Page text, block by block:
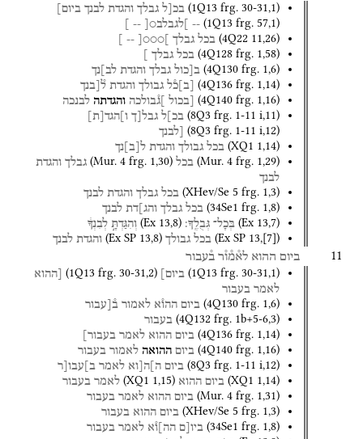
(1Q13 frg. 30-31,1) בכ[ל גבלך והגדת לבנך ביום]
(1Q13 frg. 57,1)
-- ]לגבלב○[ --
(4Q22 11,26) בכל גבלך ]○○○[
--
(4Q128 frg. 1,58) בכל גבלך
(4Q130 frg. 1,6) ב[כול גבלך והגדת לב]נך
(4Q136 frg. 1,14) ב כ֯ל גבולך והגדת ל֯[בנך
(4Q140 frg. 1,16) [בכול ]ג֯בולכה והגדתה לבנכה
(8Q3 frg. 1-11 i,11) בכ]ל גבל[ך ו]הגד ת
(8Q3 frg. 1-11 i,12) [לבנך
(XQ1 1,14) בכל גבולך והגדת ל ב נך
(Mur. 4 frg. 1,29) בכל (Mur. 4 frg. 1,30) גבלך והגדת
לבנך
(XHev/Se 5 frg. 1,3) בכל גבלך והגדת לבנך
(34Se1 frg. 1,8) בכל גבלך והג]דת לבנך
(Ex 13,7) בְּכָל־ גְּבֻלֶֽךָ׃ (Ex 13,8) וְהִגַּדְתָּ֣ לְבִנְךָ֔
(Ex SP 13,[7]) בכל גבולך (Ex SP 13,8) והגדת לבנך
11 ביום ההוא לא֯מ֯ו֯ר ב֯עבור
(1Q13 frg. 30-31,1) ביום] (1Q13 frg. 30-31,2)
[ההוא
לאמר בעבור
(4Q130 frg. 1,6) ביום ההו֯א לאמור ב֯[עבור
(4Q132 frg. 1b+5-6,3) בעבור
(4Q136 frg. 1,14) ביום ההוא לאמר בעבור]
(4Q140 frg. 1,16) ביום ההואה לאמור בעבור
(8Q3 frg. 1-11 i,12) ביום ה]ה[וא לאמר ב]עבו[ר
(XQ1 1,14) ביום ההוא (XQ1 1,15) לאמר בעבור
(Mur. 4 frg. 1,31) ביום ההוא לאמר בעבור
(XHev/Se 5 frg. 1,3) ביום ההוא בעבור
(34Se1 frg. 1,8) ביו[ם הה]ו֯א לאמר בעבור